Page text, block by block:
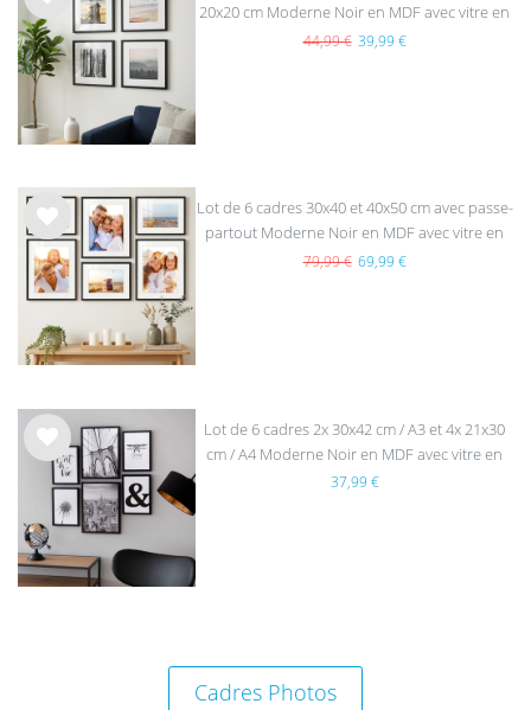
List
e de
sou
hait
20x20 cm Moderne Noir en MDF avec vitre en
acrylique
44,99 € 39,99 €
List
e de
sou
hait
s
Lot de 6 cadres 30x40 et 40x50 cm avec passe-
partout Moderne Noir en MDF avec vitre en
acrylique
79,99 € 69,99 €
List
e de
sou
hait
s
Lot de 6 cadres 2x 30x42 cm / A3 et 4x 21x30
cm / A4 Moderne Noir en MDF avec vitre en
acrylique
37,99 €
Cadres Photos